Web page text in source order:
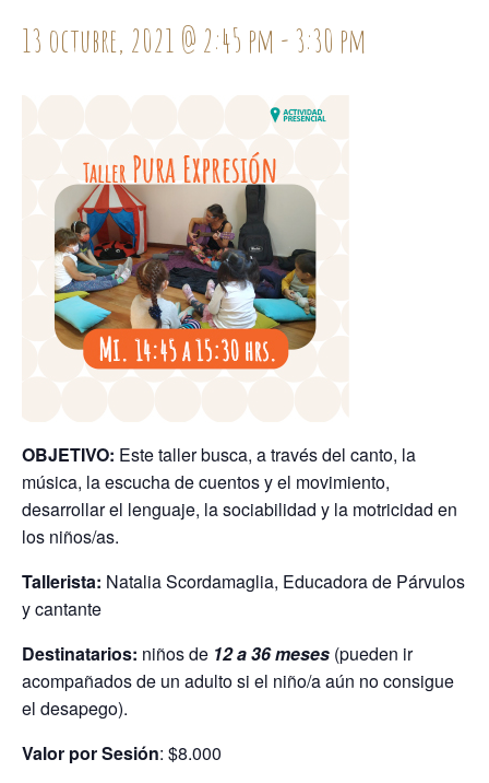
13 octubre, 2021 @ 2:45 pm - 3:30 pm
OBJETIVO: Este taller busca, a través del canto, la
música, la escucha de cuentos y el movimiento,
desarrollar el lenguaje, la sociabilidad y la motricidad en
los niños/as.
Tallerista: Natalia Scordamaglia, Educadora de Párvulos
y cantante
Destinatarios: niños de 12 a 36 meses (pueden ir
acompañados de un adulto si el niño/a aún no consigue
el desapego).
Valor por Sesión: $8.000